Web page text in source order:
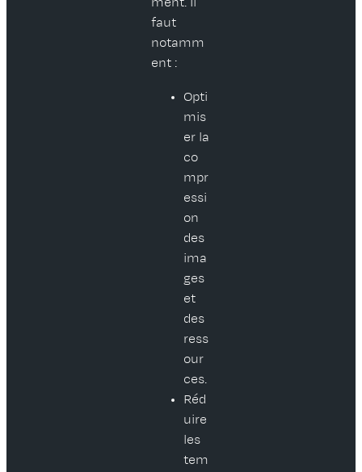
faut
notamm
ent :
Opti
mis
er la
co
mpr
essi
on
des
ima
ges
et
des
ress
our
ces.
Réd
uire
les
tem